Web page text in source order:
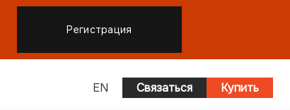
Регистрация
EN Связаться Купить